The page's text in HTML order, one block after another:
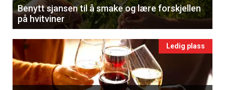
Benytt sjansen til å smake og lære forskjellen
på hvitviner
Ledig plass